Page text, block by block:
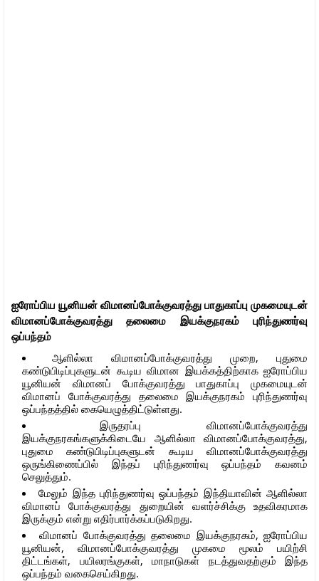
ஐரோப்பிய யூனியன் விமானப்போக்குவரத்து பாதுகாப்பு முகமையுடன்
விமானப்போக்குவரத்து தலைமை இயக்குநரகம் புரிந்துணர்வு
ஒப்பந்தம்
ஆளில்லா விமானப்போக்குவரத்து முறை, புதுமை
கண்டுபிடிப்புகளுடன் கூடிய விமான இயக்கத்திற்காக ஐரோப்பிய
யூனியன் விமானப் போக்குவரத்து பாதுகாப்பு முகமையுடன்
விமானப் போக்குவரத்து தலைமை இயக்குநரகம் புரிந்துணர்வு
ஒப்பந்தத்தில் கையெழுத்திட்டுள்ளது.
இருதரப்பு விமானப்போக்குவரத்து
இயக்குநரகங்களுக்கிடையே ஆளில்லா விமானப்போக்குவரத்து,
புதுமை கண்டுபிடிப்புகளுடன் கூடிய விமானப்போக்குவரத்து
ஒருங்கிணைப்பில் இந்தப் புரிந்துணர்வு ஒப்பந்தம் கவனம்
செலுத்தும்.
மேலும் இந்த புரிந்துணர்வு ஒப்பந்தம் இந்தியாவின் ஆளில்லா
விமானப் போக்குவரத்து துறையின் வளர்ச்சிக்கு உதவிகரமாக
இருக்கும் என்று எதிர்பார்க்கப்படுகிறது.
விமானப் போக்குவரத்து தலைமை இயக்குநரகம், ஐரோப்பிய
யூனியன், விமானப்போக்குவரத்து முகமை மூலம் பயிற்சி
திட்டங்கள், பயிலரங்குகள், மாநாடுகள் நடத்துவதற்கும் இந்த
ஒப்பந்தம் வகைசெய்கிறது.